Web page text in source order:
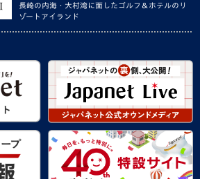
長崎の内海・大村湾に面したゴルフ＆ホテルのリ
ゾートアイランド